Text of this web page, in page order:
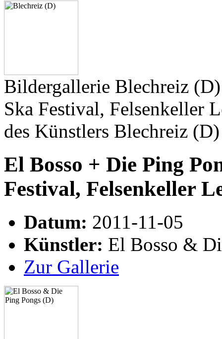
Bildergallerie Blechreiz
Ska Festival, Felsenkeller
des Künstlers Blechreiz
El Bosso + Die Ping
Festival, Felsenkeller
Datum: 2011-11-05
Künstler: El Bosso &
Zur Gallerie